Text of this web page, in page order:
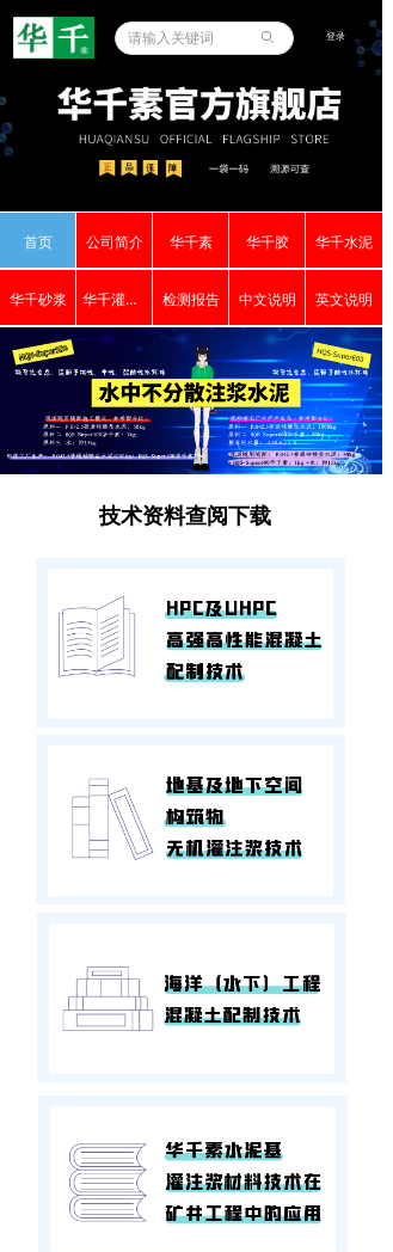
登录
ꄙ
首页 公司简介 华千素 华千胶 华千水泥
华千砂浆 华千灌浆料 检测报告 中文说明 英文说明
技术资料查阅下载